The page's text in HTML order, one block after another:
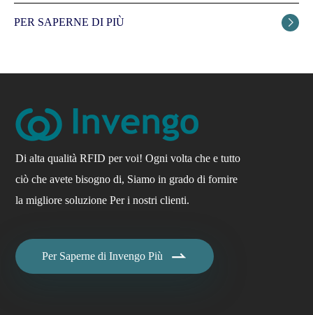
PER SAPERNE DI PIÙ 
Di alta qualità RFID per voi! Ogni volta che e tutto
ciò che avete bisogno di, Siamo in grado di fornire
la migliore soluzione Per i nostri clienti.
Per Saperne di Invengo Più 